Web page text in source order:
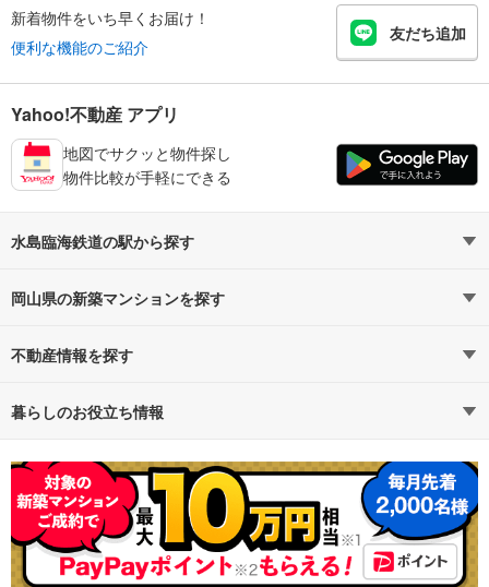
新着物件をいち早くお届け！
便利な機能のご紹介
友だち追加
Yahoo!不動産 アプリ
地図でサクッと物件探し
物件比較が手軽にできる
水島臨海鉄道の駅から探す
水島臨海鉄道
水島臨海鉄道すべての駅
倉敷市（2）
岡山県の新築マンションを探す
路線・駅から探す
通勤時間から探す
不動産会社から探す 地図から探す
特集から探す テーマから探す
ランキングから探す 購入者の声から探す
不動産情報を探す
不動産・住宅
新築マンション 中古マンション
新築一戸建て 中古一戸建て
注文住宅 土地
暮らしのお役立ち情報
マンションカタログ 教えて！住まいの先生